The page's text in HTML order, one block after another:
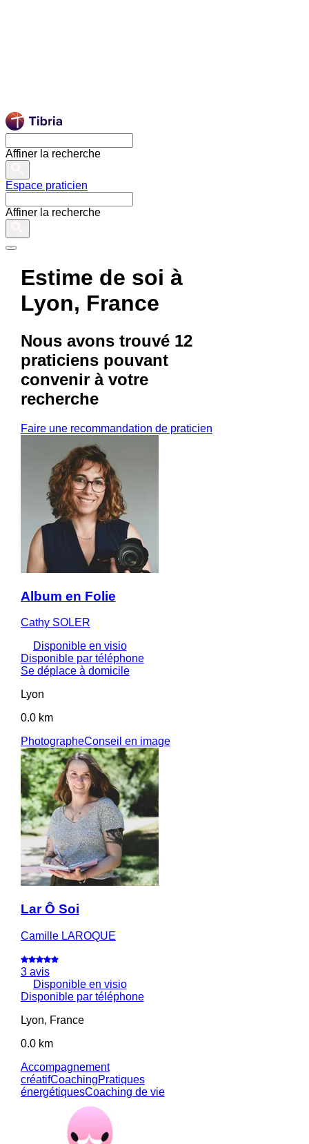
Affiner la recherche
Espace praticien
Affiner la recherche
Estime de soi à
Lyon, France
Nous avons trouvé 12
praticienspouvant
convenir à votre
recherche
Faire une recommandation de praticien
Album en Folie
Cathy SOLER
Disponible en visio
Disponible par téléphone
Se déplace à domicile
Lyon
0.0 km
PhotographeConseil en image
Lar Ô Soi
Camille LAROQUE
3 avis
Disponible en visio
Disponible par téléphone
Lyon, France
0.0 km
Accompagnement
créatifCoachingPratiques
énergétiquesCoaching de vie